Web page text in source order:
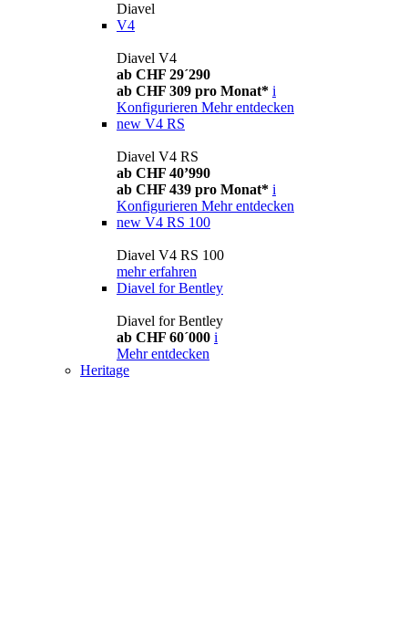
Diavel
V4
Diavel V4
ab CHF 29´290
ab CHF 309 pro Monat* i
Konfigurieren Mehr entdecken
new V4 RS
Diavel V4 RS
ab CHF 40’990
ab CHF 439 pro Monat* i
Konfigurieren Mehr entdecken
new V4 RS 100
Diavel V4 RS 100
mehr erfahren
Diavel for Bentley
Diavel for Bentley
ab CHF 60´000 i
Mehr entdecken
Heritage